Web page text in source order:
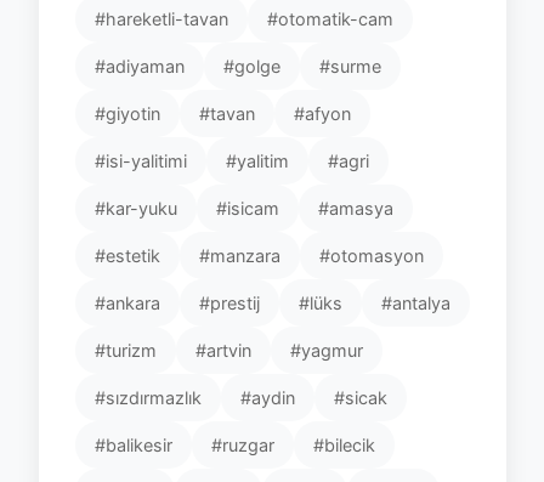
#hareketli-tavan #otomatik-cam
#adiyaman #golge #surme
#giyotin #tavan #afyon
#isi-yalitimi #yalitim #agri
#kar-yuku #isicam #amasya
#estetik #manzara #otomasyon
#ankara #prestij #lüks #antalya
#turizm #artvin #yagmur
#sızdırmazlık #aydin #sicak
#balikesir #ruzgar #bilecik